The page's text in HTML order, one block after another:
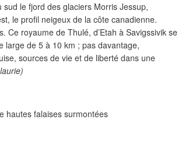
le fjord des glaciers Morris Jessup,
le profil neigeux de la côte canadienne.
Ce royaume de Thulé, d’Etah à Savigssivik se
large de 5 à 10 km ; pas davantage,
sources de vie et de liberté dans une
hautes falaises surmontées